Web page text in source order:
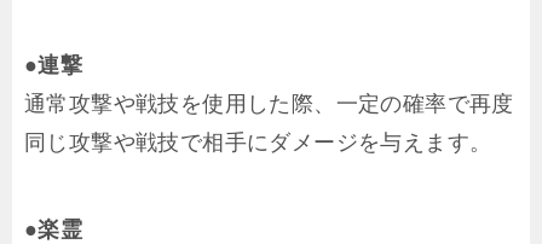
●連撃
通常攻撃や戦技を使用した際、一定の確率で再度
同じ攻撃や戦技で相手にダメージを与えます。
●楽霊